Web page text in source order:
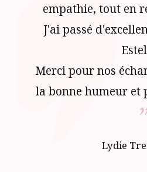
empathie, tout en
J'ai passé
Merci pour nos
la bonne humeur et
Lydie